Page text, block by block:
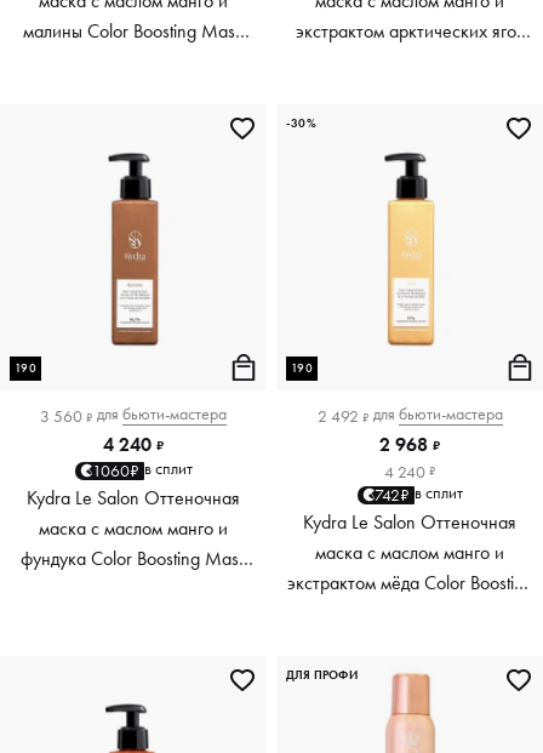
малины Color Boosting Mask
экстрактом арктических ягод
190
3 560 ₽ для бьюти-мастера
4 240 ₽
1060₽ в сплит
Kydra Le Salon Оттеночная
маска с маслом манго и
фундука Color Boosting Mask
190
2 492 ₽ для бьюти-мастера
2 968 ₽
4 240 ₽
742₽ в сплит
Kydra Le Salon Оттеночная
маска с маслом манго и
экстрактом мёда Color Boosting
-30%
ДЛЯ ПРОФИ